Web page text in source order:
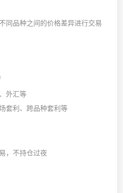
同品种之间的价格差异进行交易
外汇等
套利、跨品种套利等
，不持仓过夜